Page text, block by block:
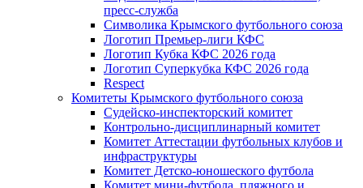
пресс-служба
Символика Крымского футбольного союза
Логотип Премьер-лиги КФС
Логотип Кубка КФС 2026 года
Логотип Суперкубка КФС 2026 года
Respect
Комитеты Крымского футбольного союза
Судейско-инспекторский комитет
Контрольно-дисциплинарный комитет
Комитет Аттестации футбольных клубов и
инфраструктуры
Комитет Детско-юношеского футбола
Комитет мини-футбола, пляжного и